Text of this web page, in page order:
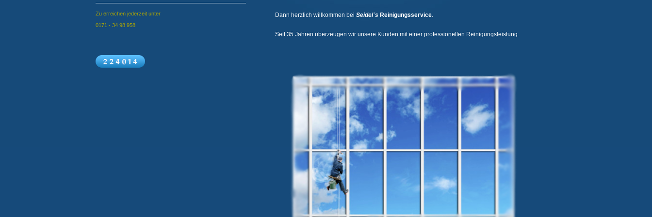
Dann herzlich willkommen bei Seidel´s Reinigungsservice.
Seit 35 Jahren überzeugen wir unsere Kunden mit einer professionellen Reinigungsleistung.
Zu erreichen jederzeit unter
0171 - 34 98 958